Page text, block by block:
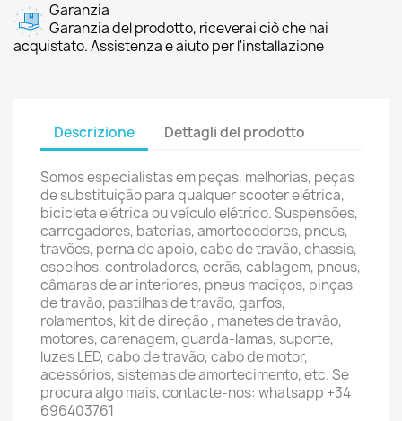
Garanzia
Garanzia del prodotto, riceverai ciò che hai
acquistato. Assistenza e aiuto per l'installazione
Descrizione Dettagli del prodotto
Somos especialistas em peças, melhorias, peças
de substituição para qualquer scooter elétrica,
bicicleta elétrica ou veículo elétrico. Suspensões,
carregadores, baterias, amortecedores, pneus,
travões, perna de apoio, cabo de travão, chassis,
espelhos, controladores, ecrãs, cablagem, pneus,
câmaras de ar interiores, pneus maciços, pinças
de travão, pastilhas de travão, garfos,
rolamentos, kit de direção , manetes de travão,
motores, carenagem, guarda-lamas, suporte,
luzes LED, cabo de travão, cabo de motor,
acessórios, sistemas de amortecimento, etc. Se
procura algo mais, contacte-nos: whatsapp +34
696403761